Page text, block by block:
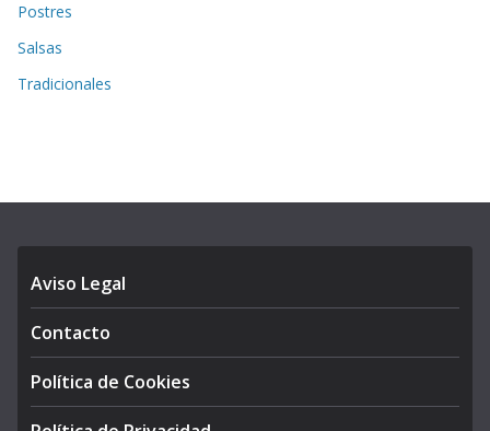
Postres
Salsas
Tradicionales
Aviso Legal
Contacto
Política de Cookies